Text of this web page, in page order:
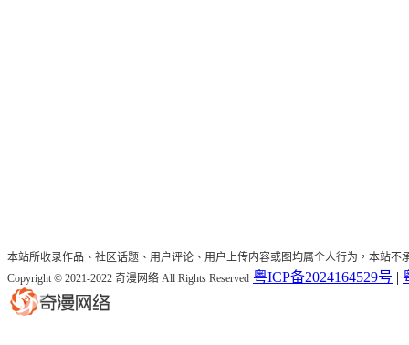
本站所收录作品、社区话题、用户评论、用户上传内容或图均属个人行为，本站不
Copyright © 2021-2022 奇漫网络 All Rights Reserved 粤ICP备2024164529号 |